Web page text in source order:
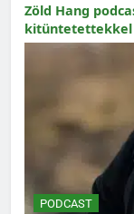
Zöld Hang
kitüntetettekkel
PODCAST